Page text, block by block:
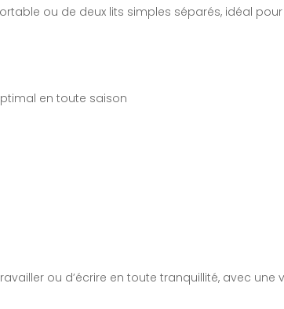
ou de deux lits simples séparés, idéal
en toute saison
ou d’écrire en toute tranquillité, avec une